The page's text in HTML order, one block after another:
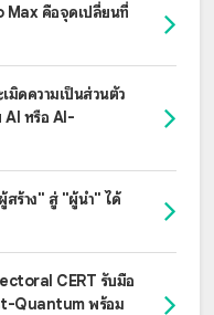
Max คือจุดเปลี่ยนที่
มิดความเป็นส่วนตัว
AI หรือ AI-
สร้าง" สู่ "ผู้นำ" ได้
CERT รับมือ
Quantum พร้อม